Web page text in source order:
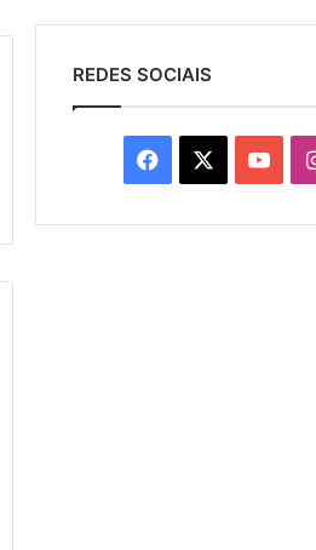
REDES SOCIAIS
Facebook